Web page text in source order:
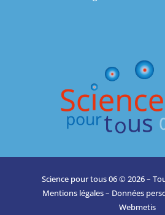
Science pour tous 06 © 2026 –
Mentions légales– Données
Webmetis